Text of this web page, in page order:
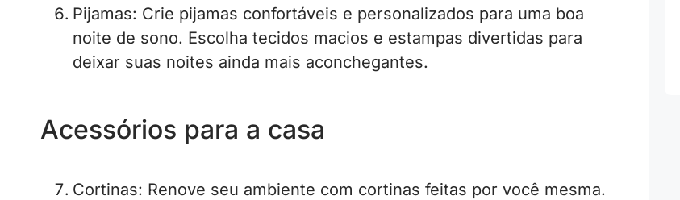
Pijamas: Crie pijamas confortáveis e personalizados para uma boa
noite de sono. Escolha tecidos macios e estampas divertidas para
deixar suas noites ainda mais aconchegantes.
Acessórios para a casa
Cortinas: Renove seu ambiente com cortinas feitas por você mesma.